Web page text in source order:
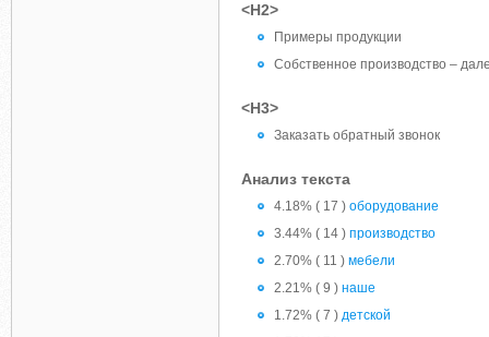
<H2>
Примеры продукции
Собственное производство –
<H3>
Заказать обратный звонок
Анализ текста
4.18% ( 17 ) оборудование
3.44% ( 14 ) производство
2.70% ( 11 ) мебели
2.21% ( 9 ) наше
1.72% ( 7 ) детской